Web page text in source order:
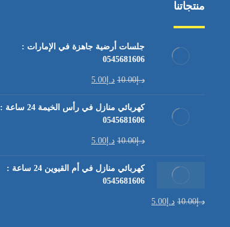
منتجاتنا
جلسات أرضية جاهزة في الإمارات :
0545681606
د.إ10.00 د.إ 5.00
كهربائي منازل في رأس الخيمة 24 ساعة :
0545681606
د.إ10.00 د.إ 5.00
كهربائي منازل في أم القيوين 24 ساعة :
0545681606
د.إ10.00 د.إ 5.00